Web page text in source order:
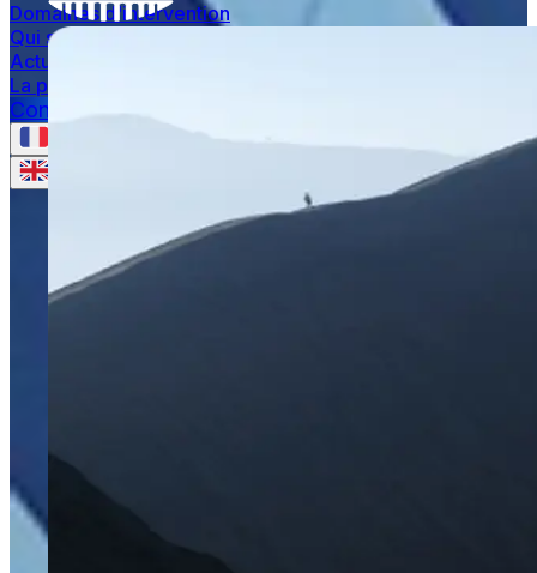
Domaines d'intervention
Qui sommes-nous ?
Actualités
La presse en parle
Contact